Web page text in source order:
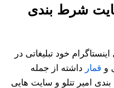
سایت شرط بندی
خود تبلیغاتی در
و قمار داشته از جمله
امیر تتلو و سایت هایی